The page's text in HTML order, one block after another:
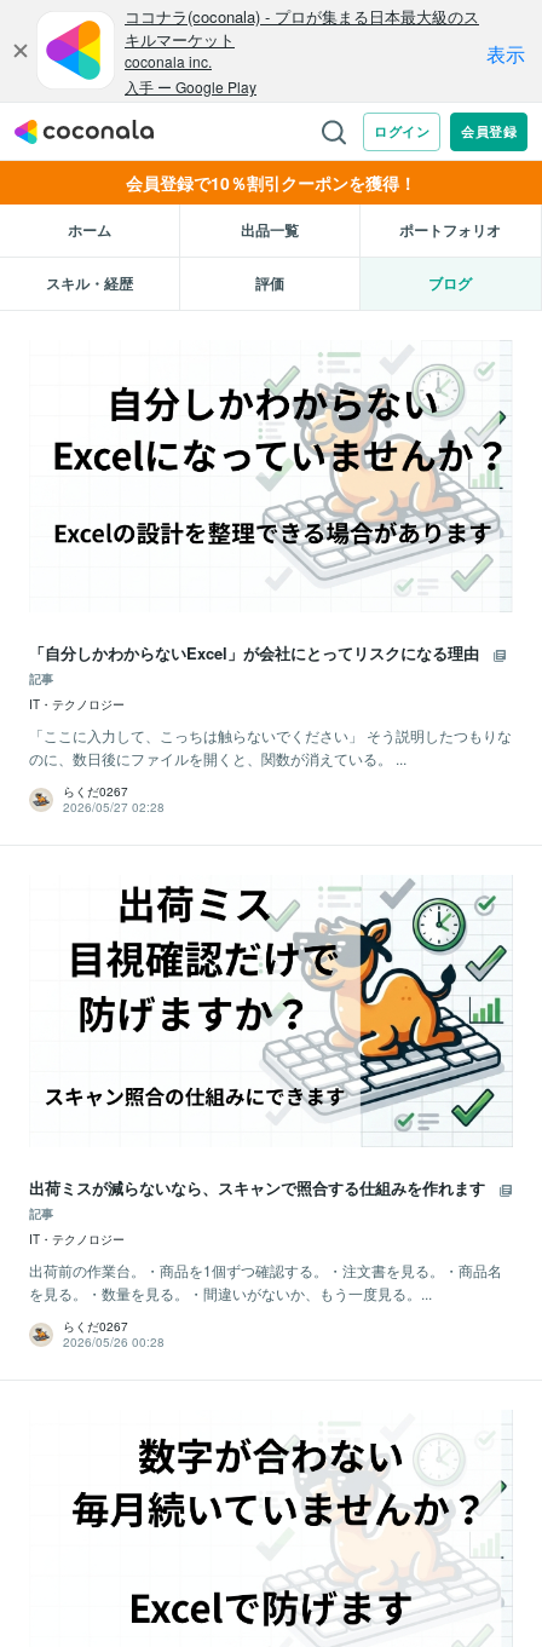
会員登録で10％割引クーポンを獲得！
ホーム 出品一覧 ポートフォリオ
スキル・経歴 評価 ブログ
「自分しかわからないExcel」が会社にとってリスクになる理由
記事
IT・テクノロジー
「ここに入力して、こっちは触らないでください」 そう説明したつもりな
のに、数日後にファイルを開くと、関数が消えている。 ...
らくだ0267
2026/05/27 02:28
出荷ミスが減らないなら、スキャンで照合する仕組みを作れます
記事
IT・テクノロジー
出荷前の作業台。・商品を1個ずつ確認する。・注文書を見る。・商品名
を見る。・数量を見る。・間違いがないか、もう一度見る。...
らくだ0267
2026/05/26 00:28